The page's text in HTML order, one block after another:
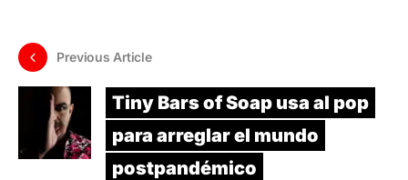
Previous Article
Tiny Bars of Soap usa al pop
para arreglar el mundo
postpandémico